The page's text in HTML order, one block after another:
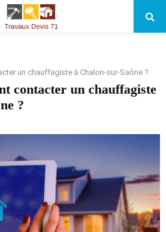
un chauffagiste à Chalon-sur-Saône ?
contacter un chauffagiste
?